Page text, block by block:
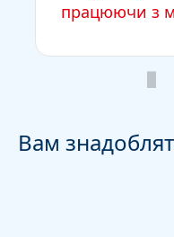
працюючи з
Вам